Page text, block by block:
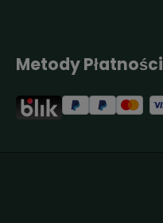
Metody Płatności